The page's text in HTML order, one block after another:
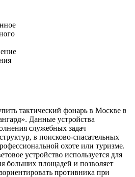
тактический фонарь в Москве в
Данные устройства
служебных задач
в поисково-спасательных
охоте или туризме.
устройство используется для
больших площадей и позволяет
противника при